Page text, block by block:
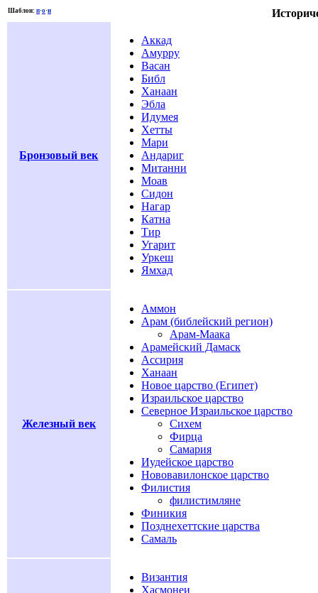
Шаблон: п·о·и
Бронзовый век
Аккад
Амурру
Васан
Библ
Ханаан
Эбла
Идумея
Хетты
Мари
Андариг
Митанни
Моав
Сидон
Нагар
Катна
Тир
Угарит
Уркеш
Ямхад
Железный век
Аммон
Арам (библейский регион)
Арам-Маака
Арамейский Дамаск
Ассирия
Ханаан
Новое царство (Египет)
Израильское царство
Северное Израильское царство
Сихем
Фирца
Самария
Иудейское царство
Нововавилонское царство
Филистия
филистимляне
Финикия
Позднехеттские царства
Самаль
Византия
Хасмонеи